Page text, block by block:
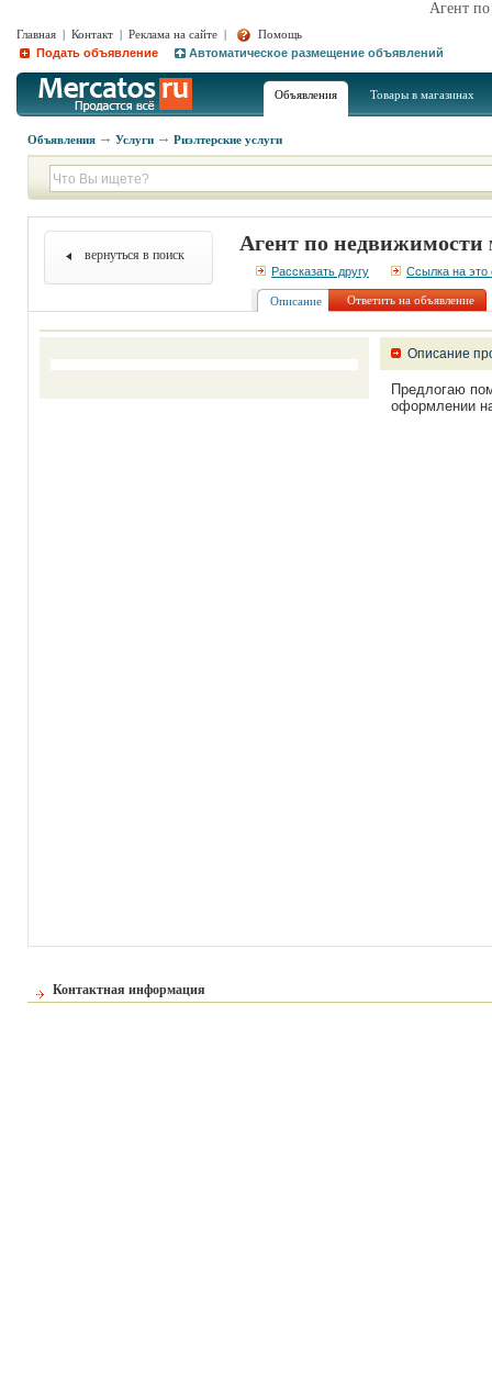
Агент
Главная | Контакт | Реклама на сайте |
Помощь
Подать объявление
Автоматическое размещение объявлений
Объявления Товары в магазинах
Объявления Услуги Риэлтерские услуги
вернуться в поиск Агент по недвижимости
Рассказать другу Ссылка на это
Описание Ответить на объявление
Описание
Предлогаю
оформлении
Контактная информация